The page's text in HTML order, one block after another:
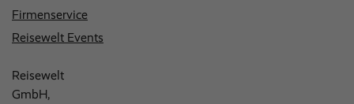
Firmenservice
Reisewelt Events
Reisewelt
GmbH,